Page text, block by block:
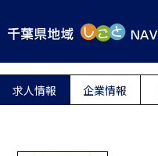
求人情報 企業情報